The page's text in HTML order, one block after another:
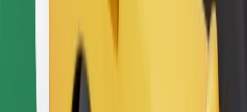
Dəqiqələr ərzində gediş əldə et!
Bolt tətbiqini endir
Sevdiyiniz yeməyi tapın!
Bolt Food tətbiqini endir